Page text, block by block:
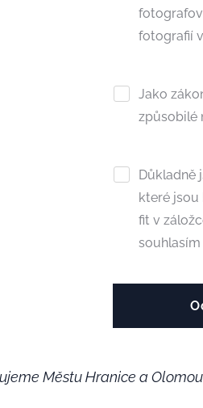
fotografií
Jako
způsobilé
Důkladně
které jsou
fit v
souhlasím
Městu Hranice a